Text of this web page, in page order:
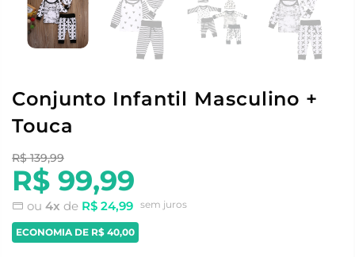
Conjunto Infantil Masculino +
Touca
R$ 139,99
R$ 99,99
ou 4x de R$ 24,99 sem juros
ECONOMIA DE R$ 40,00